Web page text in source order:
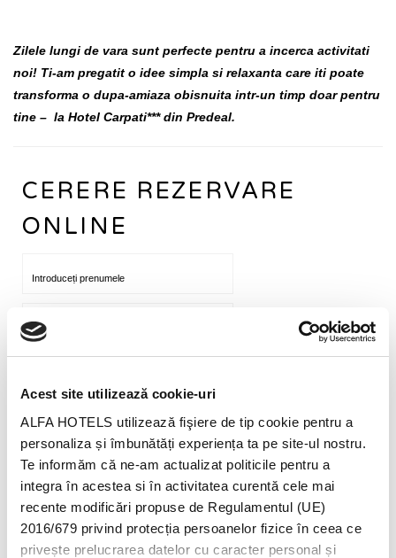
Acest site utilizează cookie-uri
ALFA HOTELS utilizează fişiere de tip cookie pentru a
personaliza și îmbunătăți experiența ta pe site-ul nostru.
Te informăm că ne-am actualizat politicile pentru a
integra în acestea si în activitatea curentă cele mai
recente modificări propuse de Regulamentul (UE)
2016/679 privind protecția persoanelor fizice în ceea ce
privește prelucrarea datelor cu caracter personal și
Zilele lungi de vara sunt perfecte pentru a incerca activitati
noi! Ti-am pregatit o idee simpla si relaxanta care iti poate
transforma o dupa-amiaza obisnuita intr-un timp doar pentru
tine – la Hotel Carpati*** din Predeal.
CERERE REZERVARE
ONLINE
Sunt de acord cu Termeni și condițiiși Politica de confidențialitate
Sunt de acord ca Alfa Hotels SRL să îmi trimită informații și oferte
prin e-mail, sms sau telefon